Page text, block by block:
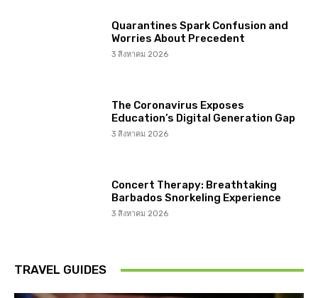
Quarantines Spark Confusion and
Worries About Precedent
3 สิงหาคม 2026
The Coronavirus Exposes
Education’s Digital Generation Gap
3 สิงหาคม 2026
Concert Therapy: Breathtaking
Barbados Snorkeling Experience
3 สิงหาคม 2026
TRAVEL GUIDES